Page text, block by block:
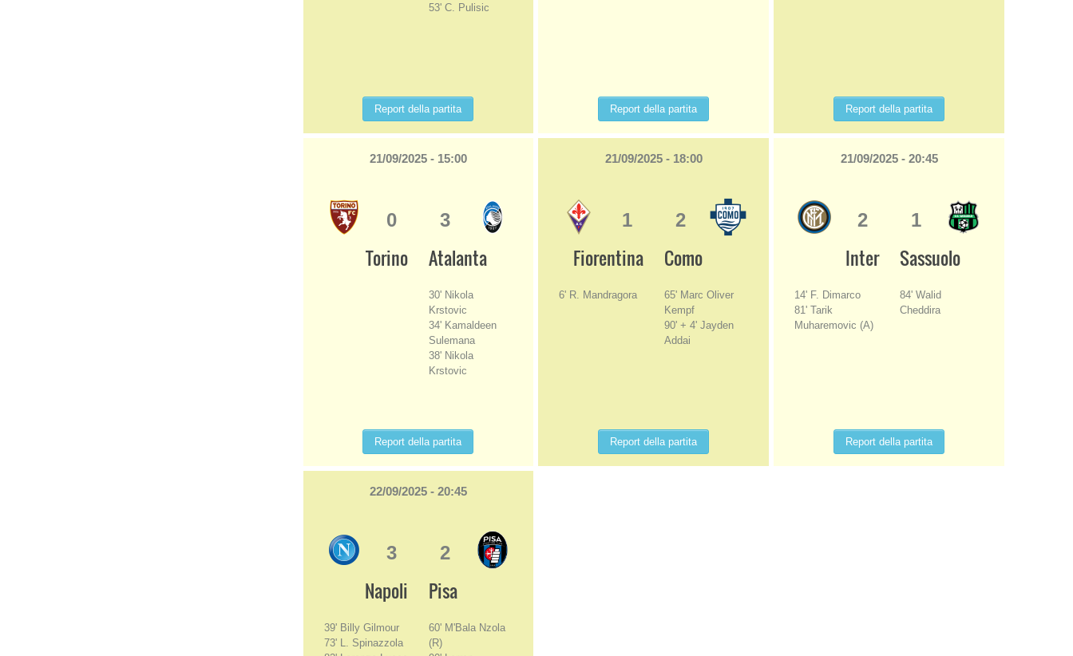
53' C. Pulisic
Report della partita Report della partita Report della partita
21/09/2025 - 15:00
0
Torino
3
Atalanta
30' Nikola
Krstovic
34' Kamaldeen
Sulemana
38' Nikola
Krstovic
Report della partita
21/09/2025 - 18:00
1
Fiorentina
6' R. Mandragora
2
Como
65' Marc Oliver
Kempf
90' + 4' Jayden
Addai
Report della partita
21/09/2025 - 20:45
2
Inter
14' F. Dimarco
81' Tarik
Muharemovic (A)
1
Sassuolo
84' Walid
Cheddira
Report della partita
22/09/2025 - 20:45
3
Napoli
39' Billy Gilmour
73' L. Spinazzola
2
Pisa
60' M'Bala Nzola
(R)